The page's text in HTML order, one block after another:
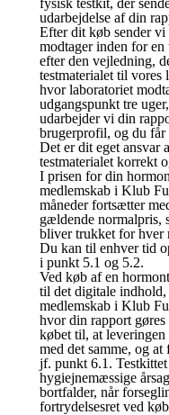
fysisk testkit, der
udarbejdelse af din
Efter dit køb sender
modtager inden for en
efter den vejledning,
testmaterialet til vores
hvor laboratoriet
udgangspunkt tre
udarbejder vi din
brugerprofil, og du får
Det er dit eget ansvar
testmaterialet korrekt
I prisen for din
medlemskab i Klub
måneder fortsætter
gældende normalpris,
bliver trukket for hver
Du kan til enhver tid
i punkt 5.1 og 5.2.
Ved køb af en
til det digitale
medlemskab i Klub
hvor din rapport
købet til, at
med det samme, og
jf. punkt 6.1.
hygiejnemæssige
bortfalder, når
fortrydelsesret ved